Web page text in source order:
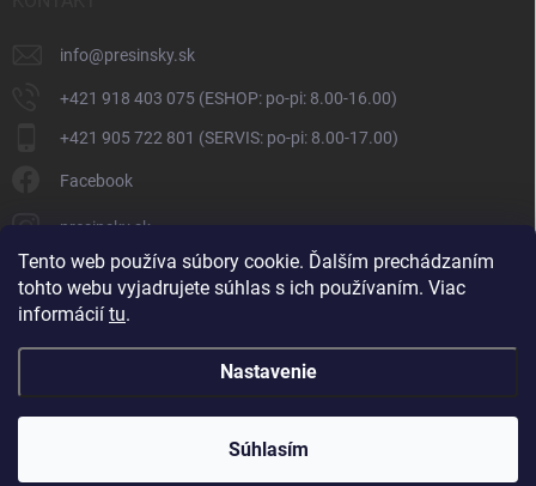
Tento web používa súbory cookie. Ďalším prechádzaním
tohto webu vyjadrujete súhlas s ich používaním. Viac
informácií tu.
Nastavenie
Súhlasím
info@presinsky.sk
+421 918 403 075 (ESHOP: po-pi: 8.00-16.00)
+421 905 722 801 (SERVIS: po-pi: 8.00-17.00)
Facebook
presinsky.sk
Presinsky.sk . Všetky práva vyhradené.